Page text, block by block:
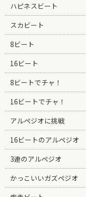
ハピネスビート
スカビート
8ビート
16ビート
8ビートでチャ！
16ビートでチャ！
アルペジオに挑戦
16ビートのアルペジオ
3連のアルペジオ
かっこいいガズペジオ